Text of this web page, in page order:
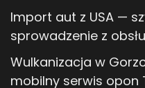
Import aut z USA —
sprowadzenie z
Wulkanizacja w
mobilny serwis opon